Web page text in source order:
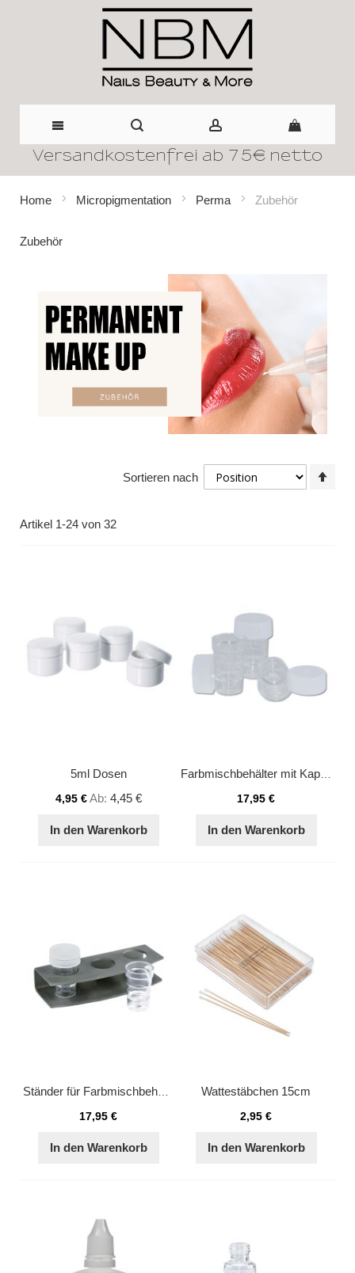
Direkt
Versandkostenfrei ab 75€ netto
Home Micropigmentation Perma Zubehör
Zubehör
Artikel 1-24 von 32
Sortieren nach
5ml Dosen
4,95 €Ab 4,45 €
In den Warenkorb
Farbmischbehälter mit Kappe
17,95 €
In den Warenkorb
Ständer für Farbmischbehälter
17,95 €
In den Warenkorb
Wattestäbchen 15cm
2,95 €
In den Warenkorb